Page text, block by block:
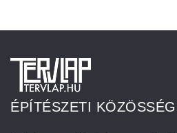
ÉPÍTÉSZETI